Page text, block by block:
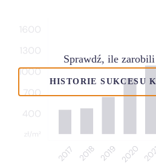
Sprawdź, ile
HISTORIE SUKCESU